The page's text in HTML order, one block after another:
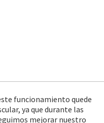
funcionamiento quede
ya que durante las
mejorar nuestro